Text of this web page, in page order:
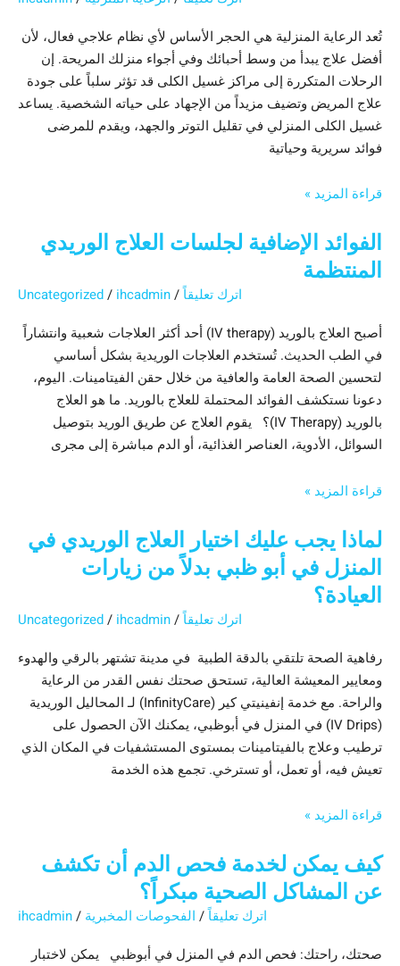
تُعد الرعاية المنزلية هي الحجر الأساس لأي نظام علاجي فعال، لأن
أفضل علاج يبدأ من وسط أحبائك وفي أجواء منزلك المريحة. إن
الرحلات المتكررة إلى مراكز غسيل الكلى قد تؤثر سلباً على جودة
علاج المريض وتضيف مزيداً من الإجهاد على حياته الشخصية. يساعد
غسيل الكلى المنزلي في تقليل التوتر والجهد، ويقدم للمرضى
فوائد سريرية وحياتية
قراءة المزيد »
الفوائد الإضافية لجلسات العلاج الوريدي
المنتظمة
اترك تعليقاً/
Uncategorized/ ihcadmin
أصبح العلاج بالوريد (IV therapy) أحد أكثر العلاجات شعبية وانتشاراً
في الطب الحديث. تُستخدم العلاجات الوريدية بشكل أساسي
لتحسين الصحة العامة والعافية من خلال حقن الفيتامينات. اليوم،
دعونا نستكشف الفوائد المحتملة للعلاج بالوريد. ما هو العلاج
بالوريد (IV Therapy)؟ يقوم العلاج عن طريق الوريد بتوصيل
السوائل، الأدوية، العناصر الغذائية، أو الدم مباشرة إلى مجرى
قراءة المزيد »
لماذا يجب عليك اختيار العلاج الوريدي في
المنزل في أبو ظبي بدلاً من زيارات
العيادة؟
اترك تعليقاً/
Uncategorized/ ihcadmin
رفاهية الصحة تلتقي بالدقة الطبية في مدينة تشتهر بالرقي والهدوء
ومعايير المعيشة العالية، تستحق صحتك نفس القدر من الرعاية
والراحة. مع خدمة إنفينيتي كير (InfinityCare) لـ المحاليل الوريدية
(IV Drips) في المنزل في أبوظبي، يمكنك الآن الحصول على
ترطيب وعلاج بالفيتامينات بمستوى المستشفيات في المكان الذي
تعيش فيه، أو تعمل، أو تسترخي. تجمع هذه الخدمة
قراءة المزيد »
كيف يمكن لخدمة فحص الدم أن تكشف
عن المشاكل الصحية مبكراً؟
اترك تعليقاً/ الفحوصات المخبرية /
ihcadmin
صحتك، راحتك: فحص الدم في المنزل في أبوظبي يمكن لاختبار